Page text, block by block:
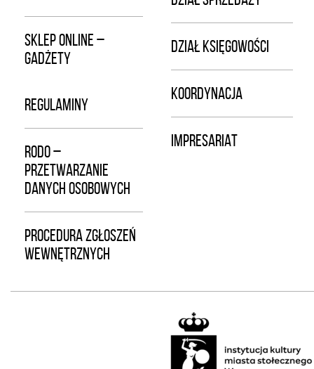
SKLEP ONLINE –
GADŻETY
REGULAMINY
RODO –
PRZETWARZANIE
DANYCH OSOBOWYCH
PROCEDURA ZGŁOSZEŃ
WEWNĘTRZNYCH
DZIAŁ KSIĘGOWOŚCI
KOORDYNACJA
IMPRESARIAT